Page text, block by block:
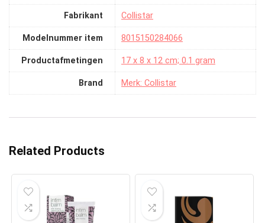
Fabrikant ‎Collistar
Modelnummer item ‎8015150284066
Productafmetingen ‎17 x 8 x 12 cm; 0.1 gram
Brand Merk: Collistar
Related Products